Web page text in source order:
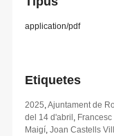
application/pdf
Etiquetes
2025 Ajuntament de
del 14 d'abril
Maigí Joan Castells